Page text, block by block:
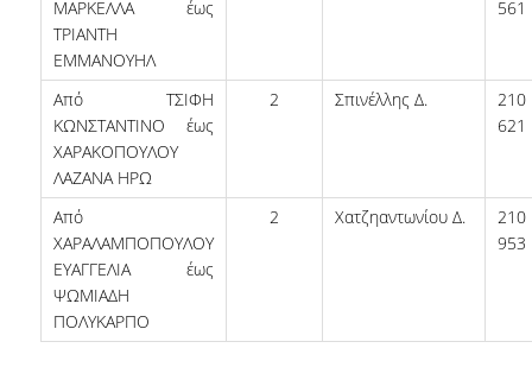
ΑΠΟ ΠΡΟΠΤΥΧΙΑΚΟΥΣ ΦΟΙΤΗΤΕΣ
ΑΠΟ ΜΕΤΑΠΤΥΧΙΑΚΟΥΣ
ΕΚΘΕΣΕΙΣ ΕΞΩΤΕΡΙΚΗΣ
ΜΑΡΚΕΛΛΑ έως
ΤΡΙΑΝΤΗ
ΕΜΜΑΝΟΥΗΛ
561
Από ΤΣΙΦΗ
ΚΩΝΣΤΑΝΤΙΝΟ έως
ΧΑΡΑΚΟΠΟΥΛΟΥ
ΛΑΖΑΝΑ ΗΡΩ
2 Σπινέλλης Δ.
621
Από
ΧΑΡΑΛΑΜΠΟΠΟΥΛΟΥ
ΕΥΑΓΓΕΛΙΑ έως
ΨΩΜΙΑΔΗ
ΠΟΛΥΚΑΡΠΟ
2 Χατζηαντωνίου Δ.
953